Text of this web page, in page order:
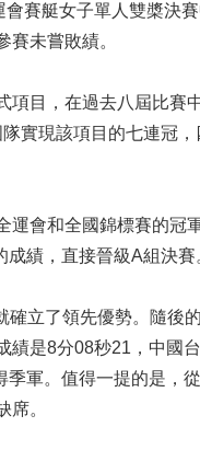
艇女子單人雙槳決賽
未嘗敗績。
目，在過去八屆比賽
實現該項目的七連冠
會和全國錦標賽的冠
績，直接晉級A組決賽
立了領先優勢。隨後
是8分08秒21，中國
軍。值得一提的是，
。